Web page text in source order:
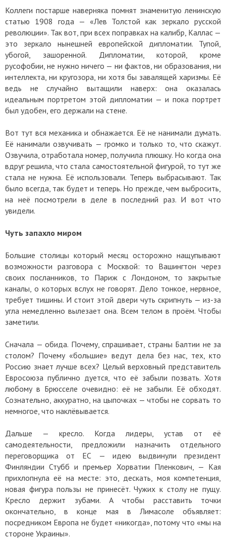
Коллеги постарше наверняка помнят знаменитую ленинскую
статью 1908 года — «Лев Толстой как зеркало русской
революции». Так вот, при всех поправках на калибр, Каллас —
это зеркало нынешней европейской дипломатии. Тупой,
убогой, зашоренной. Дипломатии, которой, кроме
русофобии, не нужно ничего — ни фактов, ни образования, ни
интеллекта, ни кругозора, ни хотя бы завалящей харизмы. Её
ведь не случайно вытащили наверх: она оказалась
идеальным портретом этой дипломатии — и пока портрет
был удобен, его держали на стене.
Вот тут вся механика и обнажается. Её не нанимали думать.
Её нанимали озвучивать — громко и только то, что скажут.
Озвучила, отработала номер, получила плюшку. Но когда она
вдруг решила, что стала самостоятельной фигурой, то тут же
стала не нужна. Её использовали. Теперь выбрасывают. Так
было всегда, так будет и теперь. Но прежде, чем выбросить,
на неё посмотрели в деле в последний раз. И вот что
увидели.
Чуть запахло миром
Большие столицы который месяц осторожно нащупывают
возможности разговора с Москвой: то Вашингтон через
своих посланников, то Париж с Лондоном, то закрытые
каналы, о которых вслух не говорят. Дело тонкое, нервное,
требует тишины. И стоит этой двери чуть скрипнуть — из-за
угла немедленно вылезает она. Всем телом в проём. Чтобы
заметили.
Сначала — обида. Почему, спрашивает, страны Балтии не за
столом? Почему «большие» ведут дела без нас, тех, кто
Россию знает лучше всех? Целый верховный представитель
Евросоюза публично дуется, что её забыли позвать. Хотя
любому в Брюсселе очевидно: её не забыли. Её обходят.
Сознательно, аккуратно, на цыпочках — чтобы не сорвать то
немногое, что наклёвывается.
Дальше — кресло. Когда лидеры, устав от её
самодеятельности, предложили назначить отдельного
переговорщика от ЕС — идею выдвинули президент
Финляндии Стубб и премьер Хорватии Пленкович, — Кая
прихлопнула её на месте: это, дескать, моя компетенция,
новая фигура пользы не принесёт. Чужих к столу не пущу.
Кресло держит зубами. А чтобы расставить точки
окончательно, в конце мая в Лимасоле объявляет:
посредником Европа не будет «никогда», потому что «мы на
стороне Украины».